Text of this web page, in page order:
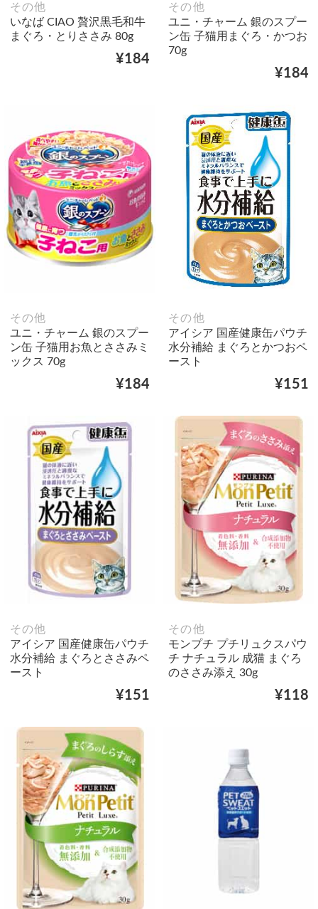
その他
いなば CIAO 贅沢黒毛和牛
まぐろ・とりささみ 80g
¥184
その他
ユニ・チャーム 銀のスプー
ン缶 子猫用まぐろ・かつお
70g
¥184
その他
ユニ・チャーム 銀のスプー
ン缶 子猫用お魚とささみミ
ックス 70g
¥184
その他
アイシア 国産健康缶パウチ
水分補給 まぐろとかつおペ
ースト
¥151
その他
アイシア 国産健康缶パウチ
水分補給 まぐろとささみペ
ースト
¥151
その他
モンプチ プチリュクスパウ
チ ナチュラル 成猫 まぐろ
のささみ添え 30g
¥118